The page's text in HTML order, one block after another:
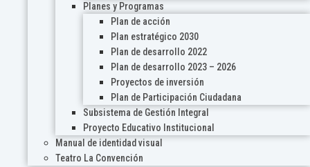
Planes y Programas
Plan de acción
Plan estratégico 2030
Plan de desarrollo 2022
Plan de desarrollo 2023 – 2026
Proyectos de inversión
Plan de Participación Ciudadana
Subsistema de Gestión Integral
Proyecto Educativo Institucional
Manual de identidad visual
Teatro La Convención